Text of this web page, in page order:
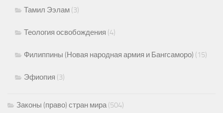
Тамил Ээлам (3)
Теология освобождения (4)
Филиппины (Новая народная армия и Бангсаморо) (15)
Эфиопия (3)
Законы (право) стран мира(504)